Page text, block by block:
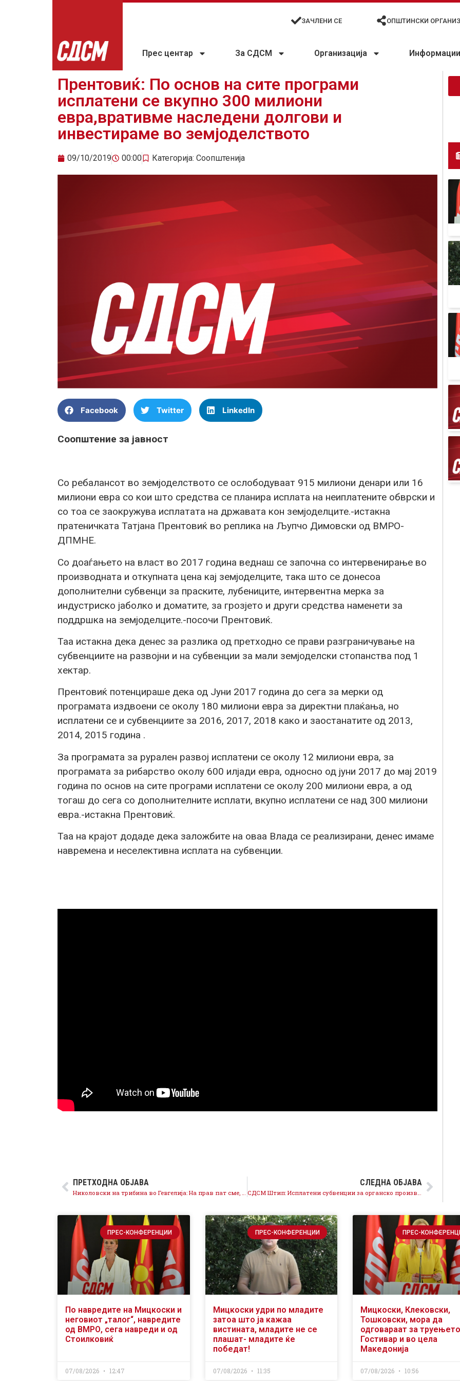
ЗАЧЛЕНИ СЕ ОПШТИНСКИ
Прес центар За СДСМ Организација Информации
Прентовиќ: По основ на сите програми
исплатени се вкупно 300 милиони
евра,вративме наследени долгови и
инвестираме во земјоделството
09/10/2019 00:00 Категорија: Соопштенија
Facebook Twitter LinkedIn
Соопштение за јавност
Со ребалансот во земјоделството се ослободуваат 915 милиони денари или 16
милиони евра со кои што средства се планира исплата на неиплатените обврски и
со тоа се заокружува исплатата на државата кон земјоделците.-истакна
пратеничката Татјана Прентовиќ во реплика на Љупчо Димовски од ВМРО-
ДПМНЕ.
Со доаѓањето на власт во 2017 година веднаш се започна со интервенирање во
производната и откупната цена кај земјоделците, така што се донесоа
дополнителни субвенци за праските, лубениците, интервентна мерка за
индустриско јаболко и доматите, за грозјето и други средства наменети за
поддршка на земјоделците.-посочи Прентовиќ.
Таа истакна дека денес за разлика од претходно се прави разграничување на
субвенциите на развојни и на субвенции за мали земјоделски стопанства под 1
хектар.
Прентовиќ потенцираше дека од Јуни 2017 година до сега за мерки од
програмата издвоени се околу 180 милиони евра за директни плаќања, но
исплатени се и субвенциите за 2016, 2017, 2018 како и заостанатите од 2013,
2014, 2015 година .
За програмата за рурален развој исплатени се околу 12 милиони евра, за
програмата за рибарство околу 600 илјади евра, односно од јуни 2017 до мај 2019
година по основ на сите програми исплатени се околу 200 милиони евра, а од
тогаш до сега со дополнителните исплати, вкупно исплатени се над 300 милиони
евра.-истакна Прентовиќ.
Таа на крајот додаде дека заложбите на оваа Влада се реализирани, денес имаме
навремена и неселективна исплата на субвенции.
ПРЕТХОДНА ОБЈАВА
Николовски на трибина во Гевгелија: На прав пат сме, ги остваруваме стратешките цели, ги враќаме парите кај граѓаните
СЛЕДНА ОБЈАВА
СДСМ Штип: Исплатени субвенции за органско производство
ПРЕС-КОНФЕРЕНЦИИ
По навредите на Мицкоски и
неговиот „талог“, навредите
од ВМРО, сега навреди и од
Стоилковиќ
07/08/2026 12:47
ПРЕС-КОНФЕРЕНЦИИ
Мицкоски удри по младите
затоа што ја кажаа
вистината, младите не се
плашат- младите ќе
победат!
07/08/2026 11:35
ПРЕС-
Мицкоски, Клековски,
Тошковски, мора да
одговараат за
Гостивар и во цела
Македонија
07/08/2026 10:56